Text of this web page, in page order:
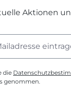
Aktionen
die
genommen.